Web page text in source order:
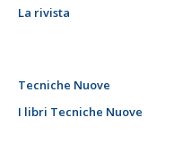
La rivista
Tecniche Nuove
I libri Tecniche Nuove